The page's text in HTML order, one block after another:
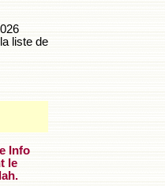
liste de
Info
le